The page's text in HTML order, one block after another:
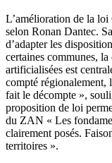
L’amélioration de la
selon Ronan Dantec.
d’adapter les
certaines communes,
artificialisées est
compté régionalement,
fait le décompte »,
proposition de loi
du ZAN « Les
clairement posés.
territoires ».